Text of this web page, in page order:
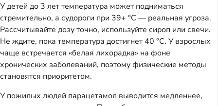
У детей до 3 лет температура может подниматься
стремительно, а судороги при 39+ °C — реальная угроза.
Рассчитывайте дозу точно, используйте сироп или свечи.
Не ждите, пока температура достигнет 40 °C. У взрослых
чаще встречается «белая лихорадка» на фоне
хронических заболеваний, поэтому физические методы
становятся приоритетом.
У пожилых людей парацетамол выводится медленнее,